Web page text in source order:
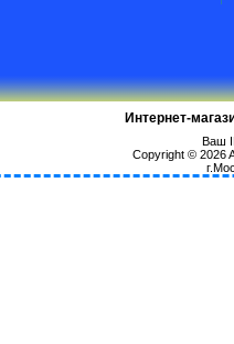
Интернет-
Ваш
Copyright © 2026